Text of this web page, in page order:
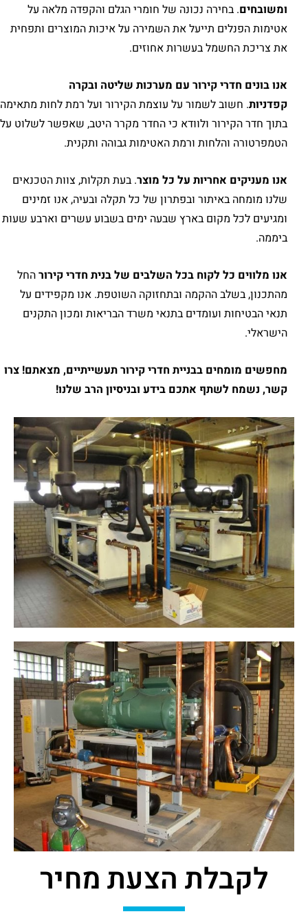
ומשובחים. בחירה נכונה של חומרי הגלם והקפדה מלאה על
אטימות הפנלים תייעל את השמירה על איכות המוצרים ותפחית
את צריכת החשמל בעשרות אחוזים.
אנו בונים חדרי קירור עם מערכות שליטה ובקרה
קפדניות. חשוב לשמור על עוצמת הקירור ועל רמת לחות מתאימה
בתוך חדר הקירור ולוודא כי החדר מקרר היטב, שאפשר לשלוט על
הטמפרטורה והלחות ורמת האטימות גבוהה ותקנית.
אנו מעניקים אחריות על כל מוצר. בעת תקלות, צוות הטכנאים
שלנו מומחה באיתור ובפתרון של כל תקלה ובעיה, אנו זמינים
ומגיעים לכל מקום בארץ שבעה ימים בשבוע עשרים וארבע שעות
ביממה.
אנו מלווים כל לקוח בכל השלבים של בנית חדריקירורהחל
מהתכנון, בשלב ההקמה ובתחזוקה השוטפת. אנו מקפידים על
תנאי הבטיחות ועומדים בתנאי משרד הבריאות ומכון התקנים
הישראלי.
מחפשים מומחים בבניית חדרי קירור תעשייתיים, מצאתם! צרו
קשר, נשמח לשתף אתכם בידע ובניסיון הרב שלנו!
לקבלת הצעת מחיר